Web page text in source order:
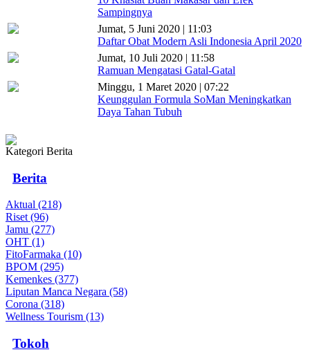
Sampingnya
Jumat, 5 Juni 2020 | 11:03
Daftar Obat Modern Asli Indonesia April 2020
Jumat, 10 Juli 2020 | 11:58
Ramuan Mengatasi Gatal-Gatal
Minggu, 1 Maret 2020 | 07:22
Keunggulan Formula SoMan Meningkatkan
Daya Tahan Tubuh
Kategori Berita
Berita
Aktual (218)
Riset (96)
Jamu (277)
OHT (1)
FitoFarmaka (10)
BPOM (295)
Kemenkes (377)
Liputan Manca Negara (58)
Corona (318)
Wellness Tourism (13)
Tokoh